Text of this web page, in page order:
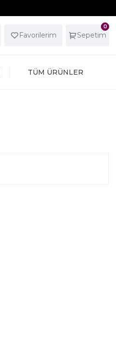
Favorilerim
0
Sepetim
TÜM ÜRÜNLER